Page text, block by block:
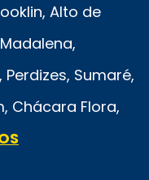
Alto de
Sumaré,
Chácara Flora,